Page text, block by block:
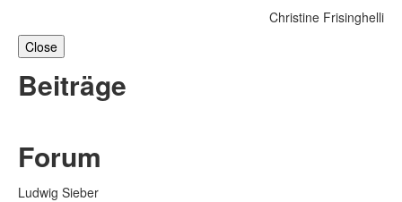
Christine Frisinghelli
Close
Beiträge
Forum
Ludwig Sieber